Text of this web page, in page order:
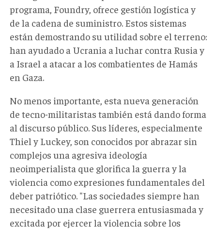
programa, Foundry, ofrece gestión logística y
de la cadena de suministro. Estos sistemas
están demostrando su utilidad sobre el terreno:
han ayudado a Ucrania a luchar contra Rusia y
a Israel a atacar a los combatientes de Hamás
en Gaza.
No menos importante, esta nueva generación
de tecno-militaristas también está dando forma
al discurso público. Sus líderes, especialmente
Thiel y Luckey, son conocidos por abrazar sin
complejos una agresiva ideología
neoimperialista que glorifica la guerra y la
violencia como expresiones fundamentales del
deber patriótico. "Las sociedades siempre han
necesitado una clase guerrera entusiasmada y
excitada por ejercer la violencia sobre los